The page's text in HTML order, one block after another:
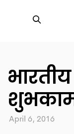
April 6, 2016